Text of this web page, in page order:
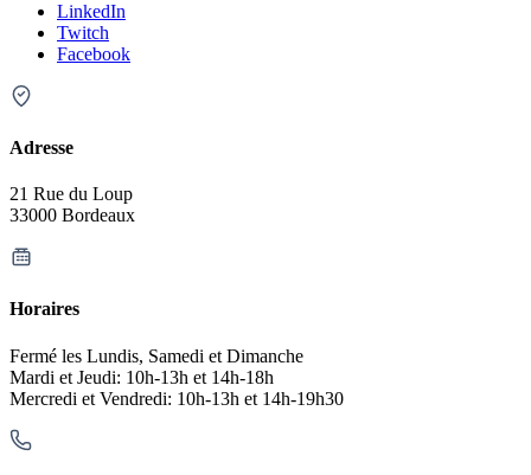
LinkedIn
Twitch
Facebook
Adresse
21 Rue du Loup
33000 Bordeaux
Horaires
Fermé les Lundis, Samedi et Dimanche
Mardi et Jeudi: 10h-13h et 14h-18h
Mercredi et Vendredi: 10h-13h et 14h-19h30